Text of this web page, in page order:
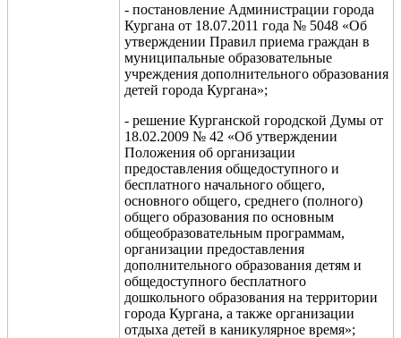
- постановление Администрации города
Кургана от 18.07.2011 года № 5048 «Об
утверждении Правил приема граждан в
муниципальные образовательные
учреждения дополнительного образования
детей города Кургана»;
- решение Курганской городской Думы от
18.02.2009 № 42 «Об утверждении
Положения об организации
предоставления общедоступного и
бесплатного начального общего,
основного общего, среднего (полного)
общего образования по основным
общеобразовательным программам,
организации предоставления
дополнительного образования детям и
общедоступного бесплатного
дошкольного образования на территории
города Кургана, а также организации
отдыха детей в каникулярное время»;